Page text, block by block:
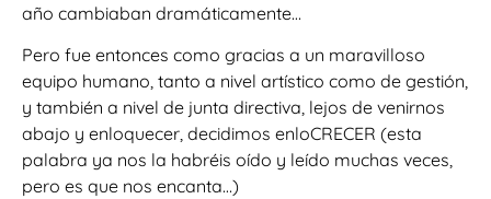
año cambiaban dramáticamente…
Pero fue entonces como gracias a un maravilloso
equipo humano, tanto a nivel artístico como de gestión,
y también a nivel de junta directiva, lejos de venirnos
abajo y enloquecer, decidimos enloCRECER (esta
palabra ya nos la habréis oído y leído muchas veces,
pero es que nos encanta…)